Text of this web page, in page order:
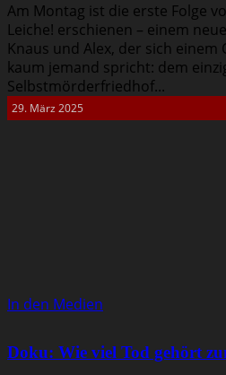
Am Montag ist die erste Folge
Leiche! erschienen – einem
Knaus und Alex, der sich
kaum jemand spricht: dem
Selbstmörderfriedhof...
29. März 2025
In den Medien
Doku: Wie viel Tod gehört